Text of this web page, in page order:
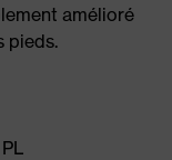
amélioré
pieds.